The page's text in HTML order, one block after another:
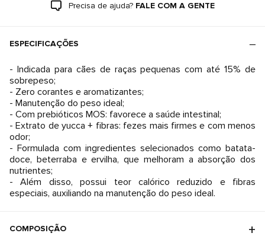
Precisa de ajuda? FALE COM A GENTE
ESPECIFICAÇÕES
- Indicada para cães de raças pequenas com até 15% de
sobrepeso;
- Zero corantes e aromatizantes;
- Manutenção do peso ideal;
- Com prebióticos MOS: favorece a saúde intestinal;
- Extrato de yucca + fibras: fezes mais firmes e com menos
odor;
- Formulada com ingredientes selecionados como batata-
doce, beterraba e ervilha, que melhoram a absorção dos
nutrientes;
- Além disso, possui teor calórico reduzido e fibras
especiais, auxiliando na manutenção do peso ideal.
COMPOSIÇÃO